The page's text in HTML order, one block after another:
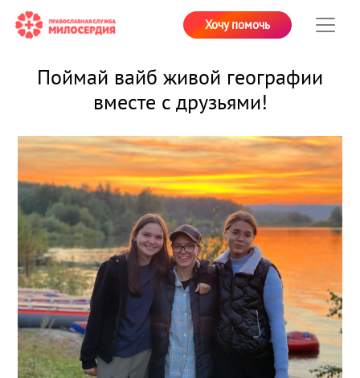
Хочу помочь
Поймай вайб живой географии
вместе с друзьями!